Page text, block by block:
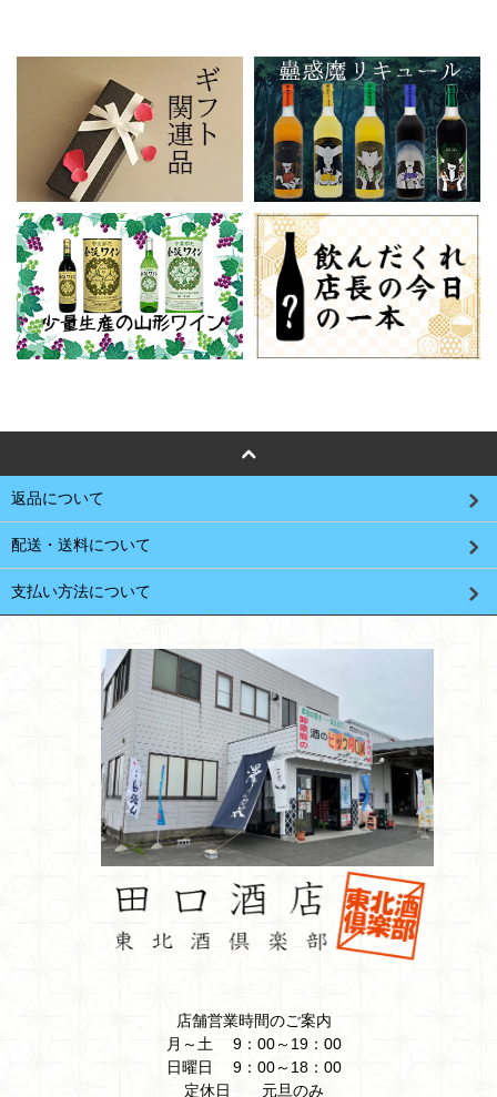
返品について
配送・送料について
支払い方法について
店舗営業時間のご案内
月～土 9：00～19：00
日曜日 9：00～18：00
定休日 元旦のみ